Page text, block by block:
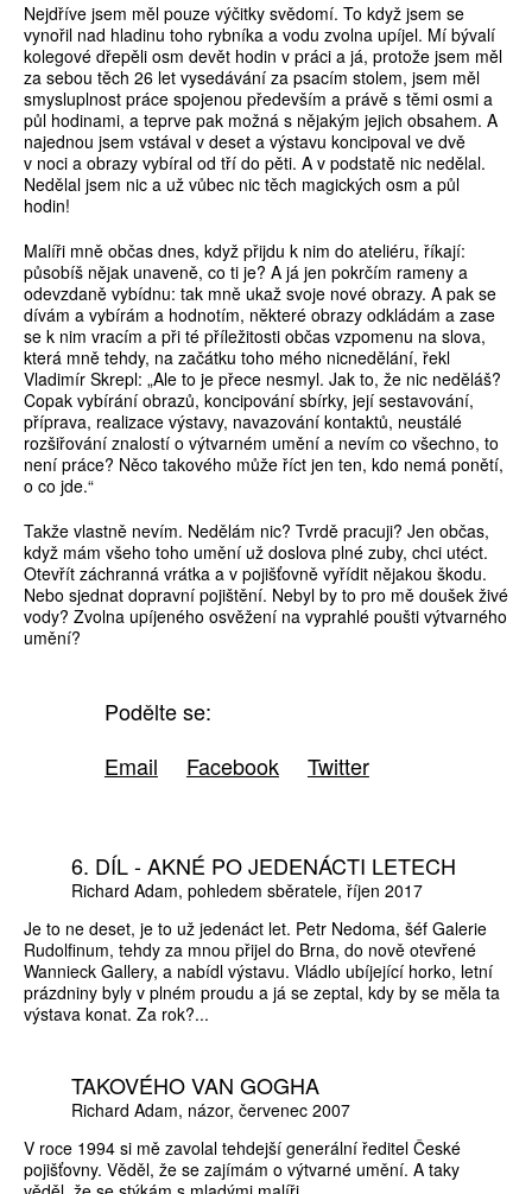
Nejdříve jsem měl pouze výčitky svědomí. To když jsem se
vynořil nad hladinu toho rybníka a vodu zvolna upíjel. Mí bývalí
kolegové dřepěli osm devět hodin v práci a já, protože jsem měl
za sebou těch 26 let vysedávání za psacím stolem, jsem měl
smysluplnost práce spojenou především a právě s těmi osmi a
půl hodinami, a teprve pak možná s nějakým jejich obsahem. A
najednou jsem vstával v deset a výstavu koncipoval ve dvě
v noci a obrazy vybíral od tří do pěti. A v podstatě nic nedělal.
Nedělal jsem nic a už vůbec nic těch magických osm a půl
hodin!
Malíři mně občas dnes, když přijdu k nim do ateliéru, říkají:
působíš nějak unaveně, co ti je? A já jen pokrčím rameny a
odevzdaně vybídnu: tak mně ukaž svoje nové obrazy. A pak se
dívám a vybírám a hodnotím, některé obrazy odkládám a zase
se k nim vracím a při té příležitosti občas vzpomenu na slova,
která mně tehdy, na začátku toho mého nicnedělání, řekl
Vladimír Skrepl: „Ale to je přece nesmyl. Jak to, že nic neděláš?
Copak vybírání obrazů, koncipování sbírky, její sestavování,
příprava, realizace výstavy, navazování kontaktů, neustálé
rozšiřování znalostí o výtvarném umění a nevím co všechno, to
není práce? Něco takového může říct jen ten, kdo nemá ponětí,
o co jde.“
Takže vlastně nevím. Nedělám nic? Tvrdě pracuji? Jen občas,
když mám všeho toho umění už doslova plné zuby, chci utéct.
Otevřít záchranná vrátka a v pojišťovně vyřídit nějakou škodu.
Nebo sjednat dopravní pojištění. Nebyl by to pro mě doušek živé
vody? Zvolna upíjeného osvěžení na vyprahlé poušti výtvarného
umění?
Podělte se:
Email
Facebook Twitter
6. DÍL - AKNÉ PO JEDENÁCTI LETECH
Richard Adam pohledem sběratele říjen 2017
Je to ne deset, je to už jedenáct let. Petr Nedoma, šéf Galerie
Rudolfinum, tehdy za mnou přijel do Brna, do nově otevřené
Wannieck Gallery, a nabídl výstavu. Vládlo ubíjející horko, letní
prázdniny byly v plném proudu a já se zeptal, kdy by se měla ta
výstava konat. Za rok?...
TAKOVÉHO VAN GOGHA
Richard Adam názor červenec 2007
V roce 1994 si mě zavolal tehdejší generální ředitel České
pojišťovny. Věděl, že se zajímám o výtvarné umění. A taky